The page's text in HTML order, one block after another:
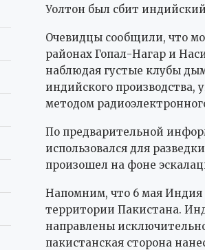
Уолтон был сбит
Очевидцы сообщили, что
районах Гопал-Нагар и
наблюдая густые клубы
индийского
методом
По предварительной
использовался для
произошел на фоне
Напомним, что 6 мая Индия
территории Пакистана.
направлены
пакистанская сторона